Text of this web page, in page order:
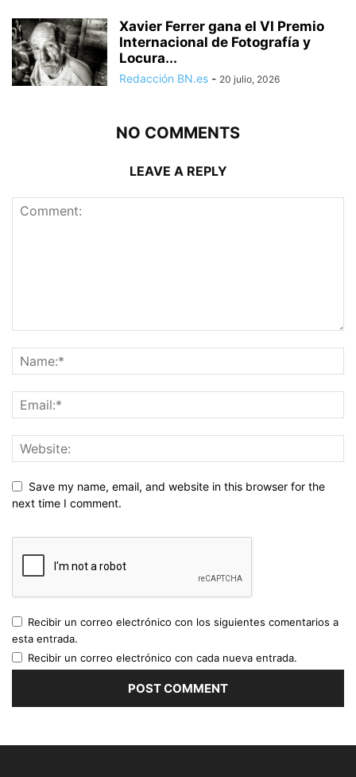
Xavier Ferrer gana el VI Premio
Internacional de Fotografía y
Locura...
Redacción BN.es - 20 julio, 2026
NO COMMENTS
LEAVE A REPLY
Save my name, email, and website in this browser for the
next time I comment.
Recibir un correo electrónico con los siguientes comentarios a
esta entrada.
Recibir un correo electrónico con cada nueva entrada.